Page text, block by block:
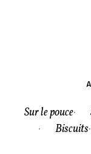
Sur le pouce
Biscuits